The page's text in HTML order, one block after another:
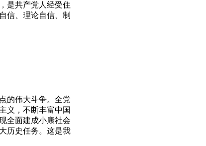
是共产党人经受住
信、理论自信、制
的伟大斗争。全党
义，不断丰富中国
全面建成小康社会
历史任务。这是我